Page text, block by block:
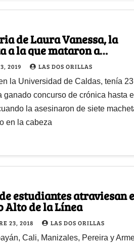
de Laura Vanessa, la
a la que mataron a
2019 LAS DOS ORILLAS
la Universidad de Caldas, tenía 23
ganado concurso de crónica hasta el
la asesinaron de siete
en la cabeza
estudiantes atraviesan
Alto de la Línea
23, 2018 LAS DOS ORILLAS
Cali, Manizales, Pereira y